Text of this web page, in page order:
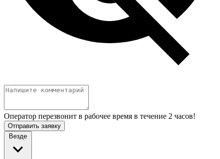
Оператор перезвонит в рабочее время в течение 2 часов!
Отправить заявку
Везде